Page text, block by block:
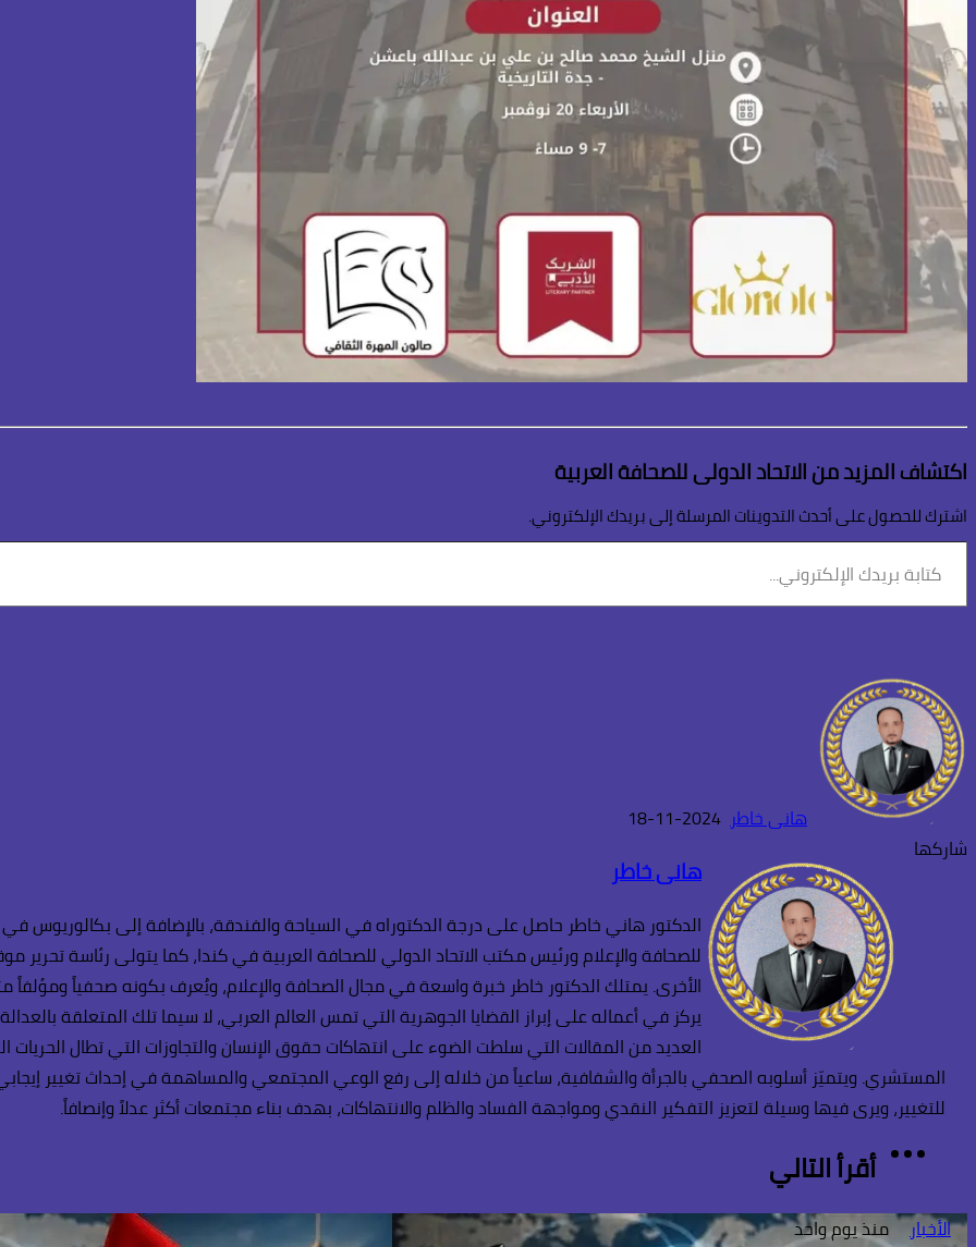
اكتشاف المزيد من الاتحاد الدولى للصحافة العربية
اشترك للحصول على أحدث التدوينات المرسلة إلى بريدك الإلكتروني.
بريدك
الإلكتروني...
هانى خاطر 2024-11-18
شاركها
هانى خاطر
الدكتور هاني خاطر حاصل على درجة الدكتوراه في السياحة والفندقة، بالإضافة إلى بكالوريوس
للصحافة والإعلام ورئيس مكتب الاتحاد الدولي للصحافة العربية في كندا، كما يتولى رئاسة تحرير
الأخرى. يمتلك الدكتور خاطر خبرة واسعة في مجال الصحافة والإعلام، ويُعرف بكونه صحفياً
يركز في أعماله على إبراز القضايا الجوهرية التي تمس العالم العربي، لا سيما تلك المتعلقة
العديد من المقالات التي سلطت الضوء على انتهاكات حقوق الإنسان والتجاوزات التي تطال الحريات
المستشري. ويتميّز أسلوبه الصحفي بالجرأة والشفافية، ساعياً من خلاله إلى رفع الوعي المجتمعي والمساهمة في إحداث تغيير
للتغيير، ويرى فيها وسيلة لتعزيز التفكير النقدي ومواجهة الفساد والظلم والانتهاكات، بهدف بناء مجتمعات أكثر عدلاً وإنصافاً.
فيسبوك
انستقرام
TikTok
أقرأ التالي
الأخبار منذ يوم واحد